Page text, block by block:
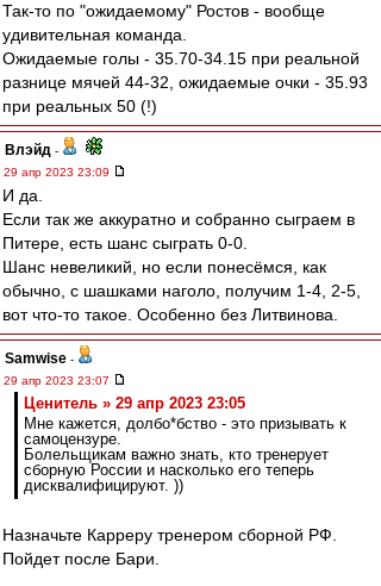
Так-то по "ожидаемому" Ростов - вообще
удивительная команда.
Ожидаемые голы - 35.70-34.15 при реальной
разнице мячей 44-32, ожидаемые очки - 35.93
при реальных 50 (!)
Влэйд -
29 апр 2023 23:09
И да.
Если так же аккуратно и собранно сыграем в
Питере, есть шанс сыграть 0-0.
Шанс невеликий, но если понесёмся, как
обычно, с шашками наголо, получим 1-4, 2-5,
вот что-то такое. Особенно без Литвинова.
Samwise -
29 апр 2023 23:07
Ценитель » 29 апр 2023 23:05
Мне кажется, долбо*бство - это призывать к
самоцензуре.
Болельщикам важно знать, кто тренерует
сборную России и насколько его теперь
дисквалифицируют. ))
Назначьте Карреру тренером сборной РФ.
Пойдет после Бари.